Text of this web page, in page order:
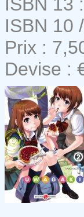
ISBN 10
Prix :
Devise :